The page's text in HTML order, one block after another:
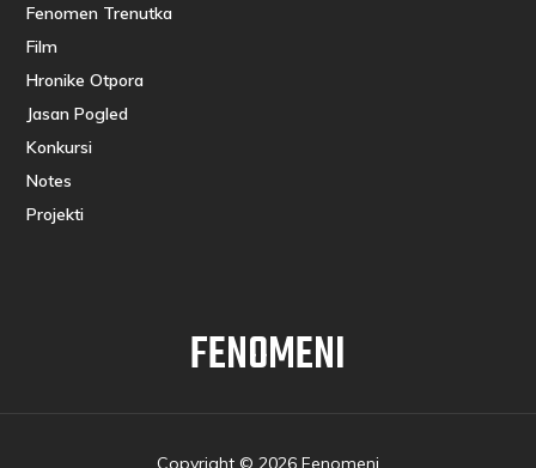
Fenomen Trenutka
Film
Hronike Otpora
Jasan Pogled
Konkursi
Notes
Projekti
FENOMENI
Copyright © 2026 Fenomeni